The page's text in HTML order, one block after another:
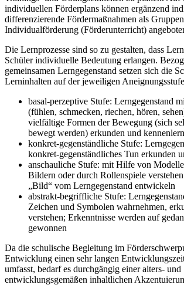
individuellen Förderplans können ergänzend
differenzierende Fördermaßnahmen als
Individualförderung (Förderunterricht)
Die Lernprozesse sind so zu gestalten, dass
Schüler individuelle Bedeutung erlangen.
gemeinsamen Lerngegenstand setzen sich die
Lerninhalten auf der jeweiligen
basal-perzeptive Stufe: Lerngegenstand
(fühlen, schmecken, riechen, hören,
vielfältige Formen der Bewegung (sich
bewegt werden) erkunden und
konkret-gegenständliche Stufe:
konkret-gegenständliches Tun erkunden
anschauliche Stufe: mit Hilfe von
Bildern oder durch Rollenspiele
„Bild“ vom Lerngegenstand entwickeln
abstrakt-begriffliche Stufe:
Zeichen und Symbolen wahrnehmen,
verstehen; Erkenntnisse werden auf
gewonnen
Da die schulische Begleitung im
Entwicklung einen sehr langen
umfasst, bedarf es durchgängig einer alters- und
entwicklungsgemäßen inhaltlichen